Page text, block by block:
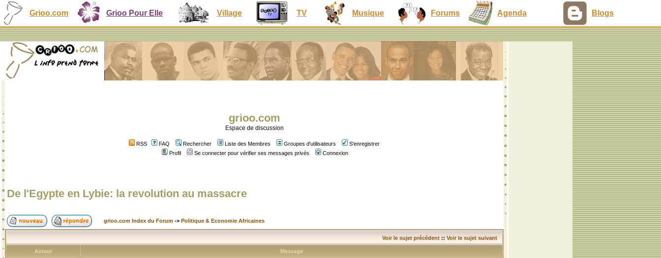
Grioo.com Grioo Pour Elle Village TV Musique Forums Agenda Blogs
grioo.com
Espace de discussion
RSS FAQ Rechercher Liste des Membres Groupes d'utilisateurs
S'enregistrer
Profil
Se connecter pour vérifier ses messages privés Connexion
De l'Egypte en Lybie: la revolution au massacre
grioo.com Index du Forum -> Politique & Economie Africaines
Voir le sujet précédent :: Voir le sujet suivant
Auteur
Message